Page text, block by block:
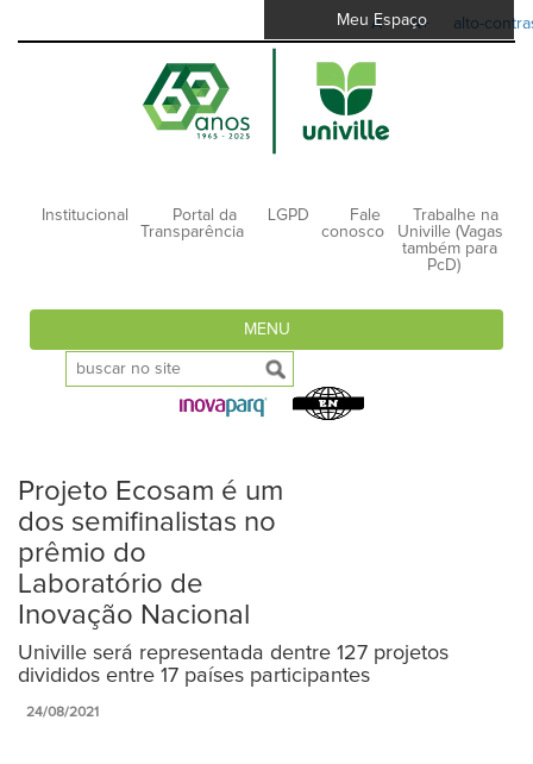
A- A+ alto-
Meu Espaço
Institucional
Portal da
Transparência
LGPD
Fale
conosco
Trabalhe na
Univille (Vagas
também para
PcD)
MENU
Projeto Ecosam é um
dos semifinalistas no
prêmio do
Laboratório de
Inovação Nacional
Univille será representada dentre 127 projetos
divididos entre 17 países participantes
24/08/2021